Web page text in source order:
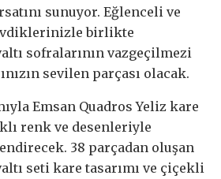
sunuyor. Eğlenceli ve
birlikte
sofralarının vazgeçilmezi
sevilen parçası olacak.
Emsan Quadros Yeliz kare
renk ve desenleriyle
38 parçadan oluşan
seti kare tasarımı ve çiçekli